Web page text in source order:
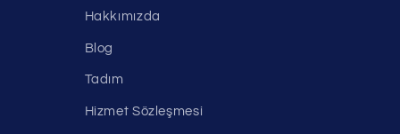
Hakkımızda
Blog
Tadım
Hizmet Sözleşmesi